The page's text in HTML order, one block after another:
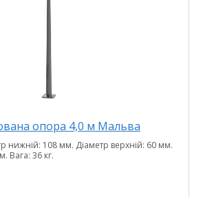
опора 4,0 м Мальва
нижній: 108 мм. Діаметр верхній: 60 мм.
Вага: 36 кг.